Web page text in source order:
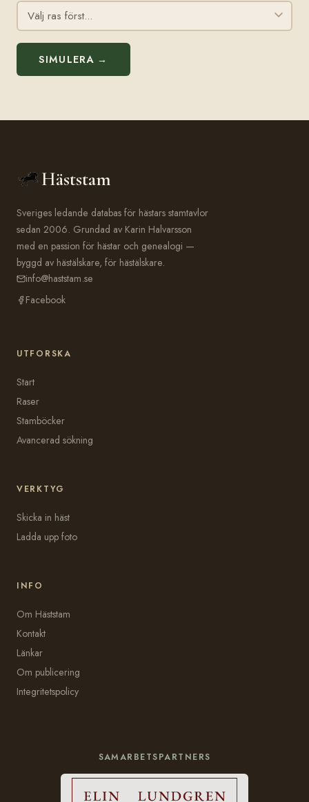
SIMULERA →
Häststam
Sveriges ledande databas för hästars stamtavlor
sedan 2006. Grundad av Karin Halvarsson
med en passion för hästar och genealogi —
byggd av hästälskare, för hästälskare.
info@haststam.se
Facebook
UTFORSKA
Start
Raser
Stamböcker
Avancerad sökning
VERKTYG
Skicka in häst
Ladda upp foto
INFO
Om Häststam
Kontakt
Länkar
Om publicering
Integritetspolicy
SAMARBETSPARTNERS